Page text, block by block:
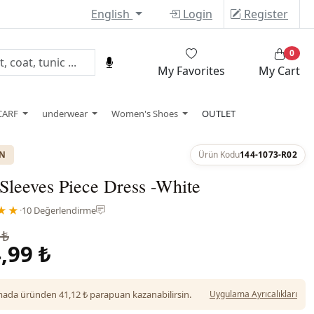
English Login Register
My Favorites My Cart
0
underwear Women's Shoes OUTLET
Ürün Kodu144-1073-R02
Piece Dress -White
·10 Değerlendirme
₺
üründen 41,12 ₺ parapuan kazanabilirsin. Uygulama Ayrıcalıkları